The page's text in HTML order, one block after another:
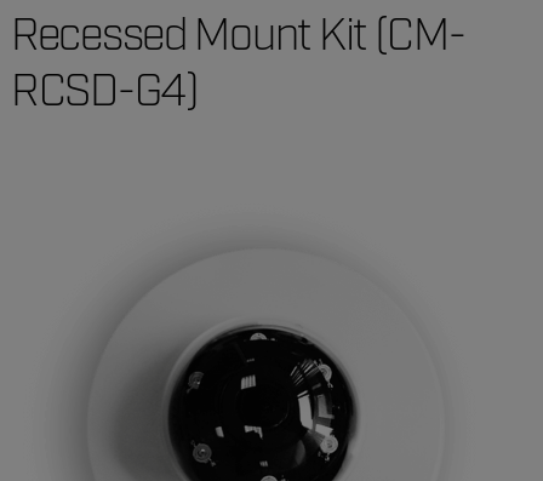
Recessed Mount Kit (CM-
RCSD-G4)